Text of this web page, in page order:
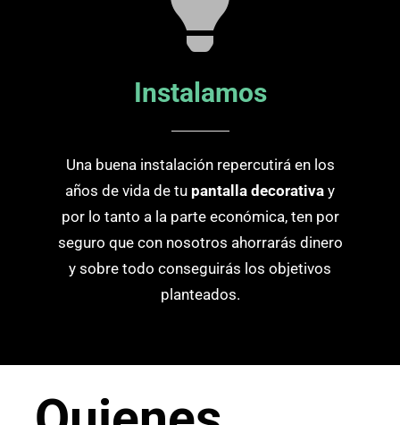
Instalamos
Una buena instalación repercutirá en los
años de vida de tu pantalla decorativa y
por lo tanto a la parte económica, ten por
seguro que con nosotros ahorrarás dinero
y sobre todo conseguirás los objetivos
planteados.